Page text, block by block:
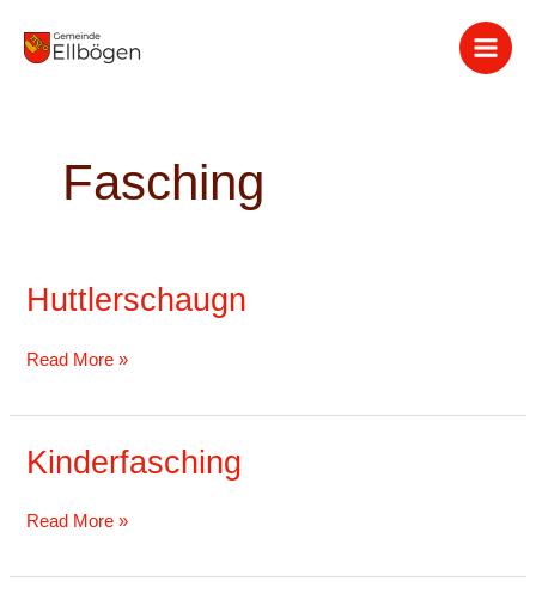
Inhalt
Fasching
Huttlerschaugn
Huttlerschaugn
Read More »
Kinderfasching
Kinderfasching
Read More »